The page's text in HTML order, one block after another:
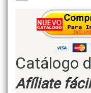
Catálogo
Afíliate